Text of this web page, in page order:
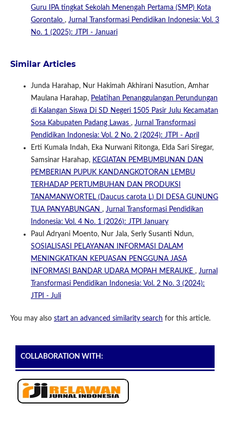
Guru IPA tingkat Sekolah Menengah Pertama (SMP) Kota
Gorontalo , Jurnal Transformasi Pendidikan Indonesia: Vol. 3
No. 1 (2025): JTPI - Januari
Similar Articles
Junda Harahap, Nur Hakimah Akhirani Nasution, Amhar
Maulana Harahap, Pelatihan Penanggulangan Perundungan
di Kalangan Siswa Di SD Negeri 1505 Pasir Julu Kecamatan
Sosa Kabupaten Padang Lawas , Jurnal Transformasi
Pendidikan Indonesia: Vol. 2 No. 2 (2024): JTPI - April
Erti Kumala Indah, Eka Nurwani Ritonga, Elda Sari Siregar,
Samsinar Harahap, KEGIATAN PEMBUMBUNAN DAN
PEMBERIAN PUPUK KANDANGKOTORAN LEMBU
TERHADAP PERTUMBUHAN DAN PRODUKSI
TANAMANWORTEL (Daucus carota L) DI DESA GUNUNG
TUA PANYABUNGAN , Jurnal Transformasi Pendidikan
Indonesia: Vol. 4 No. 1 (2026): JTPI January
Paul Adryani Moento, Nur Jala, Serly Susanti Ndun,
SOSIALISASI PELAYANAN INFORMASI DALAM
MENINGKATKAN KEPUASAN PENGGUNA JASA
INFORMASI BANDAR UDARA MOPAH MERAUKE , Jurnal
Transformasi Pendidikan Indonesia: Vol. 2 No. 3 (2024):
JTPI - Juli
You may also start an advanced similarity search for this article.
COLLABORATION WITH: